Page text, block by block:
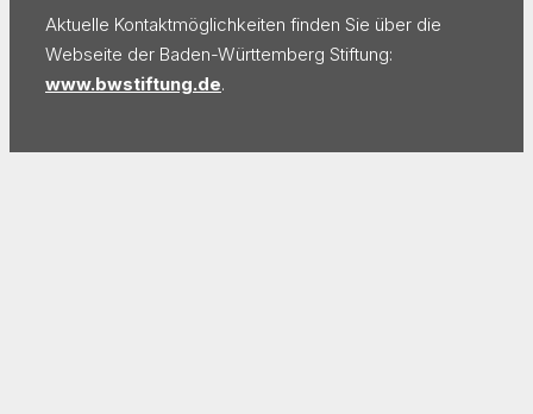
Aktuelle Kontaktmöglichkeiten finden Sie über die
Webseite der Baden-Württemberg Stiftung:
www.bwstiftung.de.